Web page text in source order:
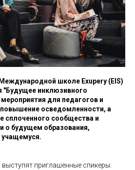
школе Exupery (EIS)
"Будущее инклюзивного
для педагогов и
осведомленности, а
сплоченного сообщества и
о будущем образования,
приглашенные спикеры: